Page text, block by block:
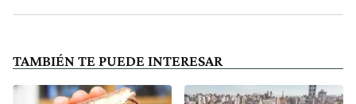
TAMBIÉN TE PUEDE INTERESAR